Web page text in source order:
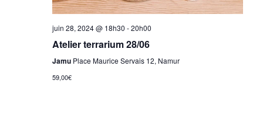
juin 28, 2024 @ 18h30 -20h00
Atelier terrarium 28/06
Jamu Place Maurice Servais 12, Namur
59,00€